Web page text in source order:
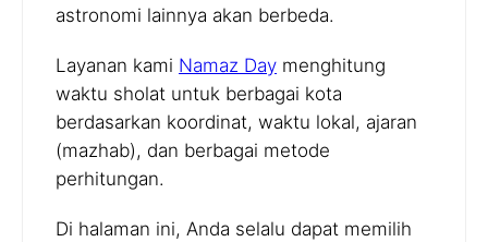
astronomi lainnya akan berbeda.
Layanan kami Namaz Day menghitung
waktu sholat untuk berbagai kota
berdasarkan koordinat, waktu lokal, ajaran
(mazhab), dan berbagai metode
perhitungan.
Di halaman ini, Anda selalu dapat memilih